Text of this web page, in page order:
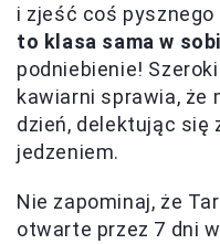
i zjeść coś pysznego
to klasa sama w
podniebienie!
kawiarni sprawia, że
dzień, delektując się
jedzeniem.
Nie zapominaj, że
otwarte przez 7 dni